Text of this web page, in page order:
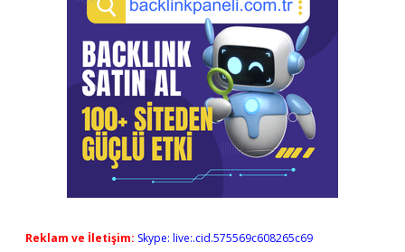
Reklam ve İletişim: Skype: live:.cid.575569c608265c69